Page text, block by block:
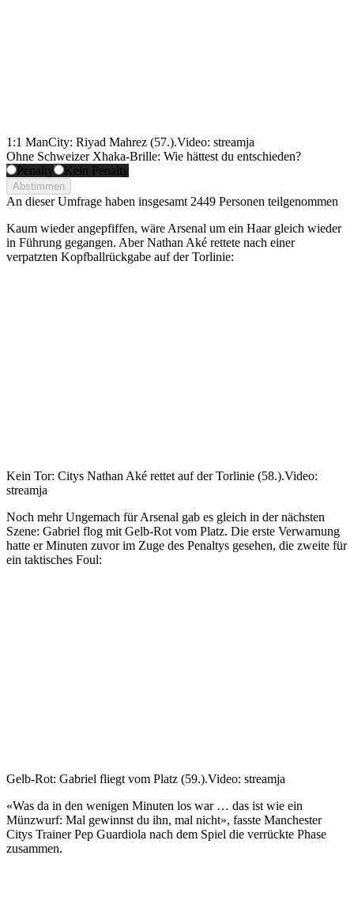
1:1 ManCity: Riyad Mahrez (57.).Video: streamja
Ohne Schweizer Xhaka-Brille: Wie hättest du entschieden?
Penalty
Kein Penalty
Abstimmen
An dieser Umfrage haben insgesamt 2449 Personen teilgenommen
Kaum wieder angepfiffen, wäre Arsenal um ein Haar gleich wieder
in Führung gegangen. Aber Nathan Aké rettete nach einer
verpatzten Kopfballrückgabe auf der Torlinie:
Kein Tor: Citys Nathan Aké rettet auf der Torlinie (58.).Video:
streamja
Noch mehr Ungemach für Arsenal gab es gleich in der nächsten
Szene: Gabriel flog mit Gelb-Rot vom Platz. Die erste Verwarnung
hatte er Minuten zuvor im Zuge des Penaltys gesehen, die zweite für
ein taktisches Foul:
Gelb-Rot: Gabriel fliegt vom Platz (59.).Video: streamja
«Was da in den wenigen Minuten los war … das ist wie ein
Münzwurf: Mal gewinnst du ihn, mal nicht», fasste Manchester
Citys Trainer Pep Guardiola nach dem Spiel die verrückte Phase
zusammen.